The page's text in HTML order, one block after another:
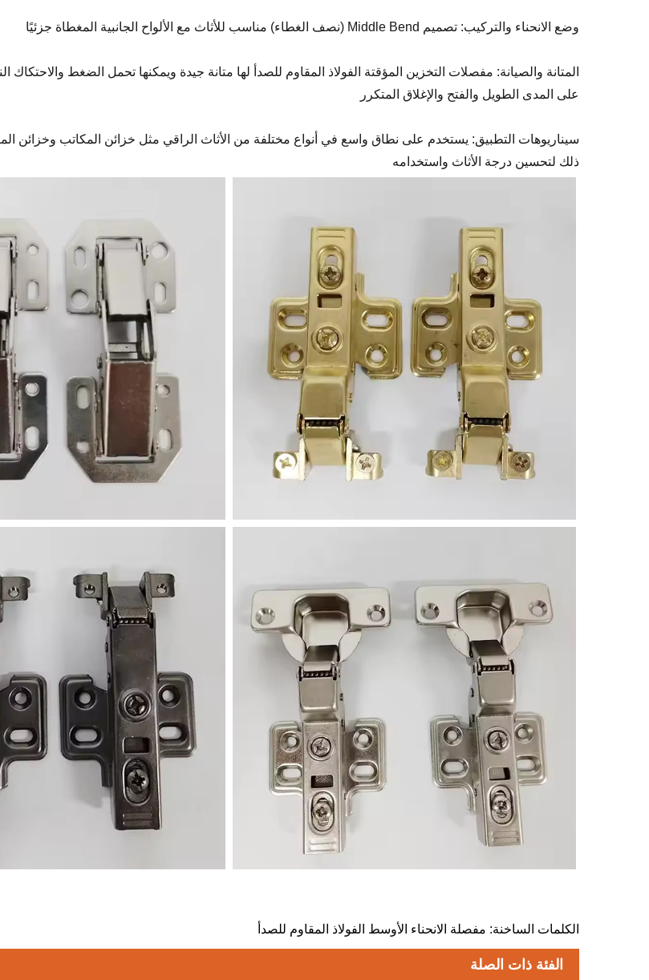
وضع الانحناء والتركيب: تصميم Middle Bend (نصف الغطاء) مناسب للأثاث مع الألواح الجانبية المغطاة جزئيًا
المتانة والصيانة: مفصلات التخزين المؤقتة الفولاذ المقاوم للصدأ لها متانة جيدة ويمكنها تحمل الضغط والاحتكاك
على المدى الطويل والفتح والإغلاق المتكرر
سيناريوهات التطبيق: يستخدم على نطاق واسع في أنواع مختلفة من الأثاث الراقي مثل خزائن المكاتب وخزائن
ذلك لتحسين درجة الأثاث واستخدامه
الكلمات الساخنة: مفصلة الانحناء الأوسط الفولاذ المقاوم للصدأ
الفئة ذات الصلة